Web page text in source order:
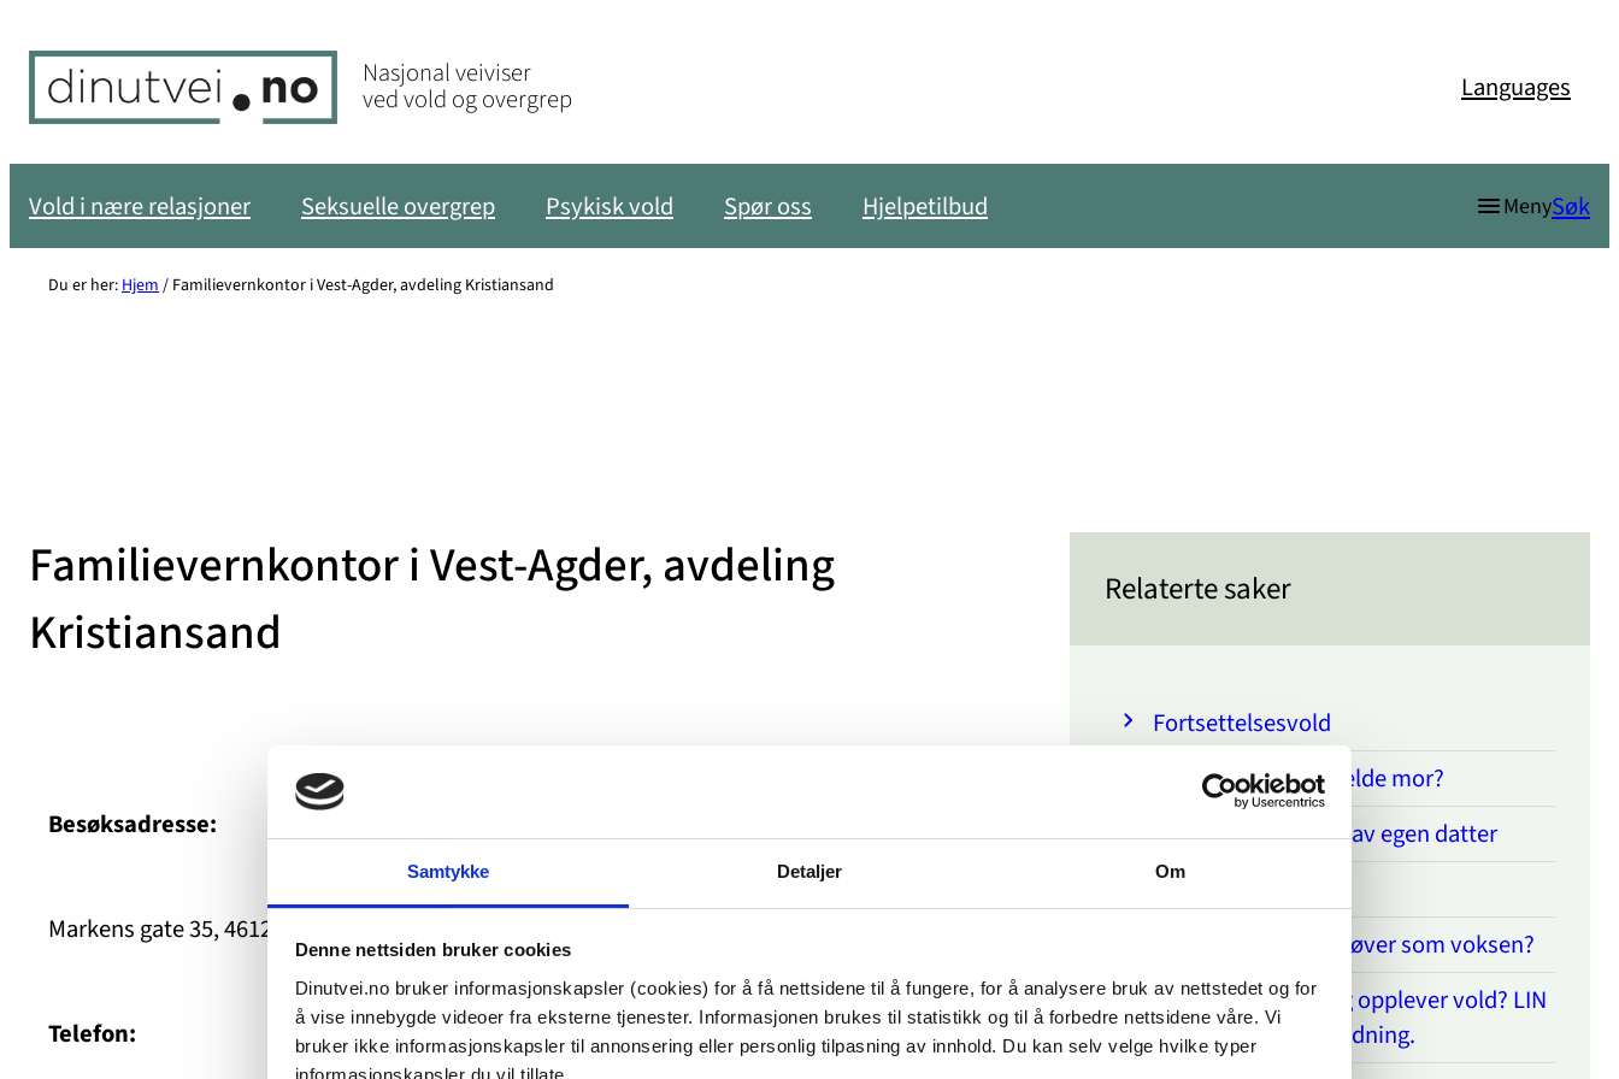
Samtykke Detaljer Om
Denne nettsiden bruker cookies
Dinutvei.no bruker informasjonskapsler (cookies) for å få nettsidene til å fungere, for å analysere bruk av nettstedet og for
å vise innebygde videoer fra eksterne tjenester. Informasjonen brukes til statistikk og til å forbedre nettsidene våre. Vi
bruker ikke informasjonskapsler til annonsering eller personlig tilpasning av innhold. Du kan selv velge hvilke typer
informasjonskapsler du vil tillate.
innhold
Nasjonal veiviser
ved vold og overgrep Languages
Vold i nære relasjoner Seksuelle overgrep Psykisk vold Spør oss Hjelpetilbud MenySøk
Du er her:Hjem/ Familievernkontor i Vest-Agder, avdeling Kristiansand
Familievernkontor i Vest-Agder, avdeling
Kristiansand
Besøksadresse:
Markens gate 35, 4612 Kristiansand
Telefon:
Relaterte saker
Fortsettelsesvold
Er det mulig å anmelde mor?
Redd for å bli drept av egen datter
Hvor går grensa?
Utsatt som barn, utøver som voksen?
Er du innvandrer og opplever vold? LIN
kan gi hjelp og veiledning.